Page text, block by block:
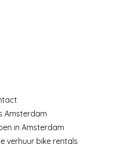
Amsterdam
in Amsterdam
verhuur bike rentals